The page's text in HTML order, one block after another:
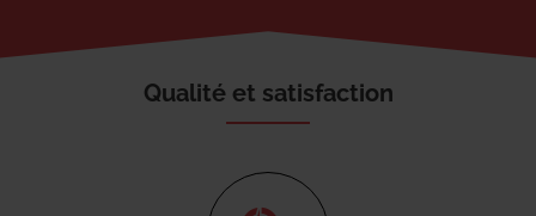
Qualité et satisfaction